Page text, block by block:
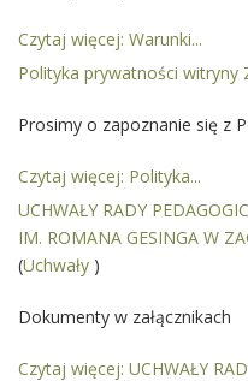
Czytaj więcej: Warunki...
Polityka prywatności witryny
Prosimy o zapoznanie się z
Czytaj więcej: Polityka...
UCHWAŁY RADY
IM. ROMANA GESINGA W
(Uchwały )
Dokumenty w załącznikach
Czytaj więcej: UCHWAŁY